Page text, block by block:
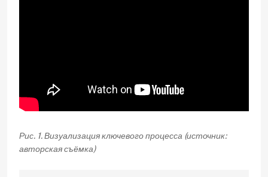
Рис. 1. Визуализация ключевого процесса (источник:
авторская съёмка)